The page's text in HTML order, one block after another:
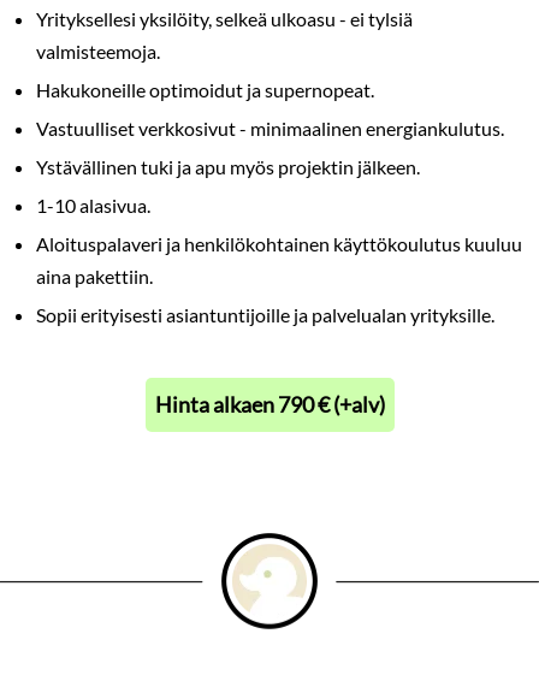
Yrityksellesi yksilöity, selkeä ulkoasu - ei tylsiä
valmisteemoja.
Hakukoneille optimoidut ja supernopeat.
Vastuulliset verkkosivut - minimaalinen energiankulutus.
Ystävällinen tuki ja apu myös projektin jälkeen.
1-10 alasivua.
Aloituspalaveri ja henkilökohtainen käyttökoulutus kuuluu
aina pakettiin.
Sopii erityisesti asiantuntijoille ja palvelualan yrityksille.
Hinta alkaen 790 € (+alv)